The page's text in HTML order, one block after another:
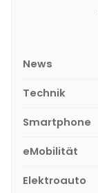
News
Technik
Smartphone
eMobilität
Elektroauto